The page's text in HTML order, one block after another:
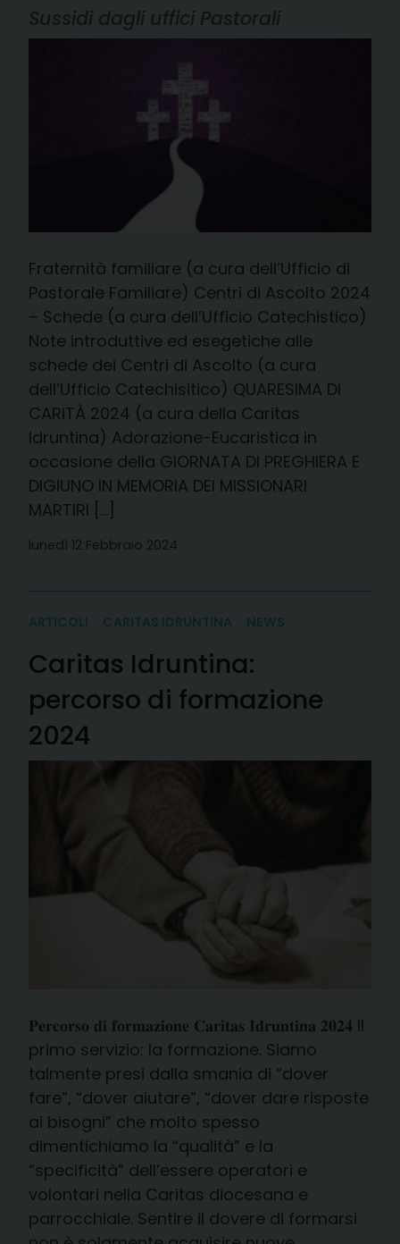
Sussidi dagli uffici Pastorali
Fraternità familiare (a cura dell’Ufficio di
Pastorale Familiare) Centri di Ascolto 2024
– Schede (a cura dell’Ufficio Catechistico)
Note introduttive ed esegetiche alle
schede dei Centri di Ascolto (a cura
dell’Ufficio Catechisitico) QUARESIMA DI
CARITÀ 2024 (a cura della Caritas
Idruntina) Adorazione-Eucaristica in
occasione della GIORNATA DI PREGHIERA E
DIGIUNO IN MEMORIA DEI MISSIONARI
MARTIRI […]
lunedì 12 Febbraio 2024
ARTICOLI CARITAS IDRUNTINA NEWS
Caritas Idruntina:
percorso di formazione
2024
𝐏𝐞𝐫𝐜𝐨𝐫𝐬𝐨 𝐝𝐢 𝐟𝐨𝐫𝐦𝐚𝐳𝐢𝐨𝐧𝐞 𝐂𝐚𝐫𝐢𝐭𝐚𝐬 𝐈𝐝𝐫𝐮𝐧𝐭𝐢𝐧𝐚 𝟐𝟎𝟐𝟒 Il
primo servizio: la formazione. Siamo
talmente presi dalla smania di “dover
fare”, “dover aiutare”, “dover dare risposte
ai bisogni” che molto spesso
dimentichiamo la “qualità” e la
“specificità” dell’essere operatori e
volontari nella Caritas diocesana e
parrocchiale. Sentire il dovere di formarsi